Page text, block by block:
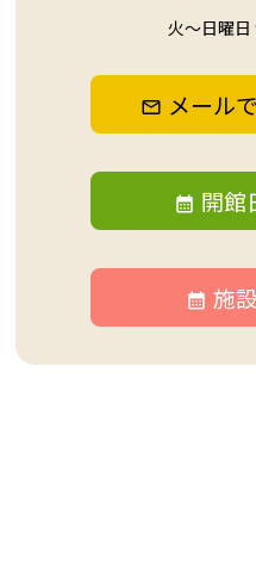
火～日曜
メール
開館
施